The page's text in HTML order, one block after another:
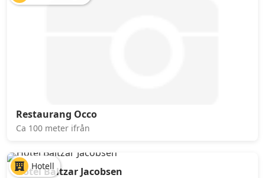
Restaurang Occo
Ca 100 meter ifrån
Hotell
Hotel Baltzar Jacobsen